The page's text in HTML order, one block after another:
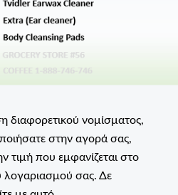
διαφορετικού νομίσματος,
στην αγορά σας,
τιμή που εμφανίζεται στο
λογαριασμού σας. Δε